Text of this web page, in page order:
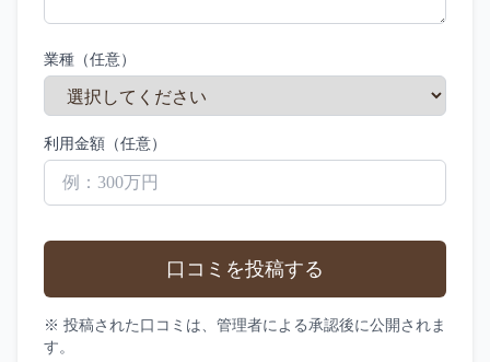
業種（任意）
利用金額（任意）
口コミを投稿する
※ 投稿された口コミは、管理者による承認後に公開されま
す。